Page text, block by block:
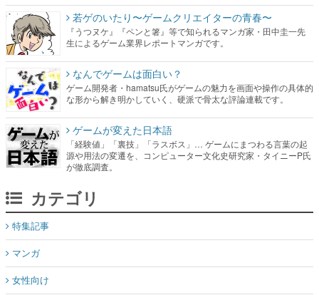
若ゲのいたり〜ゲームクリエイターの青春〜
『うつヌケ』『ペンと箸』等で知られるマンガ家・田中圭一先
生によるゲーム業界レポートマンガです。
なんでゲームは面白い？
ゲーム開発者・hamatsu氏がゲームの魅力を画面や操作の具体的
な形から解き明かしていく、硬派で骨太な評論連載です。
ゲームが変えた日本語
「経験値」「裏技」「ラスボス」… ゲームにまつわる言葉の起
源や用法の変遷を、コンピューター文化史研究家・タイニーP氏
が徹底調査。
カテゴリ
特集記事
マンガ
女性向け